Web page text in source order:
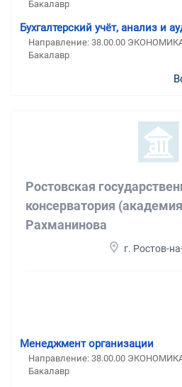
Бакалавр
Бухгалтерский учёт, анализ и
Направление: 38.00.00
Бакалавр
Ростовская
консерватория
Рахманинова
г. Ростов-
Менеджмент организации
Направление: 38.00.00
Бакалавр